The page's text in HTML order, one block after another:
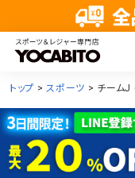
トップ スポーツ チームJ